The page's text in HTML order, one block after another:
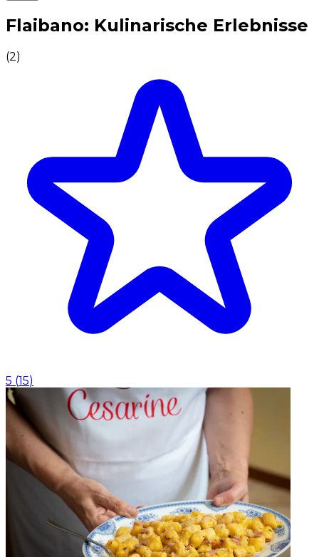
Unvergessliche kulinarische Erlebnisse:
Flaibano: Kulinarische Erlebnisse
(2)
5 (15)